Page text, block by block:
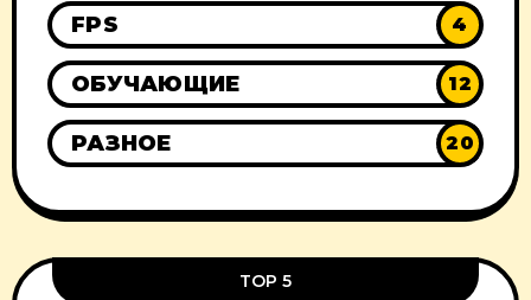
FPS 4
ОБУЧАЮЩИЕ 12
РАЗНОЕ 20
TOP 5